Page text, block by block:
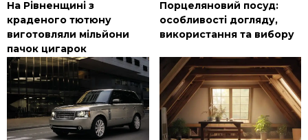
На Рівненщині з
краденого тютюну
виготовляли мільйони
пачок цигарок
Порцеляновий посуд:
особливості догляду,
використання та вибору